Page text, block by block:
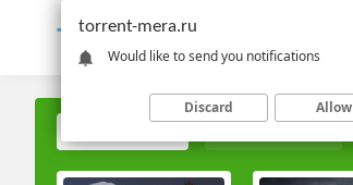
TORRENT-MERA.RU
torrent-mera.ru
Would like to send you notifications
Discard Allow